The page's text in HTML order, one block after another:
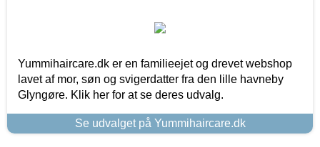
Yummihaircare.dk er en familieejet og drevet webshop
lavet af mor, søn og svigerdatter fra den lille havneby
Glyngøre. Klik her for at se deres udvalg.
Se udvalget på Yummihaircare.dk